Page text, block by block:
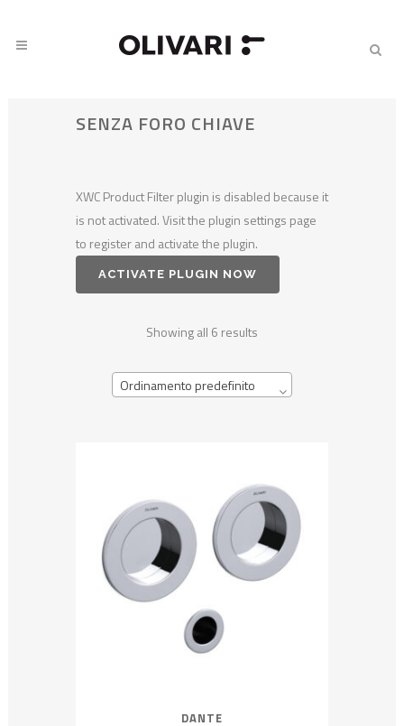
SENZA FORO CHIAVE
XWC Product Filter plugin is disabled because it
is not activated. Visit the plugin settings page
to register and activate the plugin.
ACTIVATE PLUGIN NOW
Showing all 6 results
Ordinamento predefinito
DANTE